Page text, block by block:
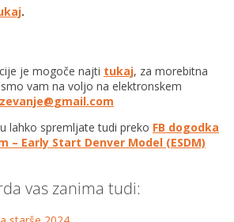
.
je mogoče najti tukaj, za morebitna
vam na voljo na elektronskem
gmail.com
lahko spremljate tudi preko FB dogodka
– Early Start Denver Model (ESDM)
vas zanima tudi: